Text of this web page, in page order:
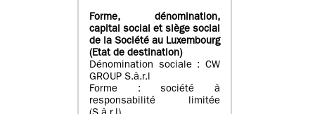
Forme, dénomination,
capital social et siège social
de la Société au Luxembourg
(Etat de destination)
Dénomination sociale : CW
GROUP S.à.r.l
Forme : société à
responsabilité limitée